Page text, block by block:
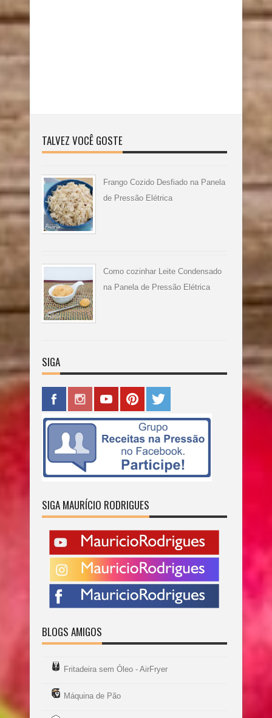
TALVEZ VOCÊ GOSTE
Frango Cozido Desfiado na Panela
de Pressão Elétrica
Como cozinhar Leite Condensado
na Panela de Pressão Elétrica
SIGA
SIGA MAURÍCIO RODRIGUES
BLOGS AMIGOS
Fritadeira sem Óleo - AirFryer
Máquina de Pão